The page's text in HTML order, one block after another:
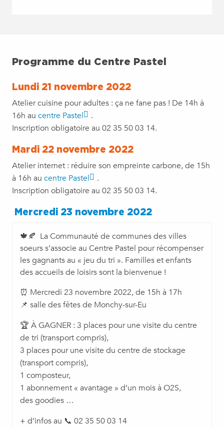
Programme du Centre Pastel
Lundi 21 novembre 2022
Atelier cuisine pour adultes : ça ne fane pas ! De 14h à
16h au centre Pastel
.
Inscription obligatoire au 02 35 50 03 14.
Mardi 22 novembre 2022
Atelier internet : réduire son empreinte carbone, de 15h
à 16h au centre Pastel
.
Inscription obligatoire au 02 35 50 03 14.
Mercredi 23 novembre 2022
🍁🍂 La Communauté de communes des villes
soeurs s’associe au Centre Pastel pour récompenser
les gagnants au « jeu du tri ». Familles et enfants
des accueils de loisirs sont la bienvenue !
⏰ Mercredi 23 novembre 2022, de 15h à 17h
📌 salle des fêtes de Monchy-sur-Eu
🏆 À GAGNER : 3 places pour une visite du centre
de tri (transport compris),
3 places pour une visite du centre de stockage
(transport compris),
1 composteur,
1 abonnement « avantage » d’un mois à O2S,
des goodies …
+ d’infos au 📞 02 35 50 03 14